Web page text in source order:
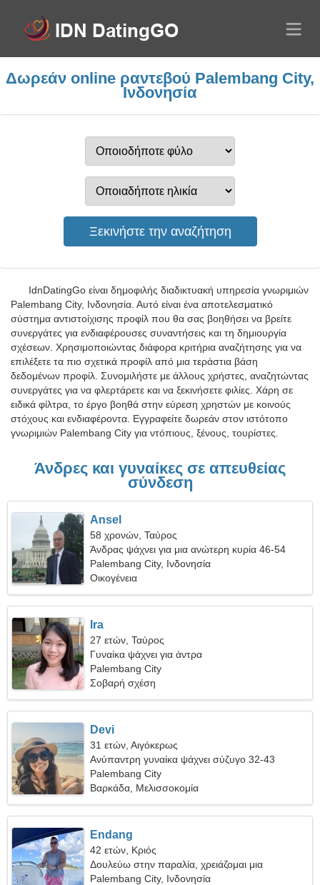
Δωρεάν online ραντεβού Palembang City,
Ινδονησία
IdnDatingGo είναι δημοφιλής διαδικτυακή υπηρεσία γνωριμιών
Palembang City, Ινδονησία. Αυτό είναι ένα αποτελεσματικό
σύστημα αντιστοίχισης προφίλ που θα σας βοηθήσει να βρείτε
συνεργάτες για ενδιαφέρουσες συναντήσεις και τη δημιουργία
σχέσεων. Χρησιμοποιώντας διάφορα κριτήρια αναζήτησης για να
επιλέξετε τα πιο σχετικά προφίλ από μια τεράστια βάση
δεδομένων προφίλ. Συνομιλήστε με άλλους χρήστες, αναζητώντας
συνεργάτες για να φλερτάρετε και να ξεκινήσετε φιλίες. Χάρη σε
ειδικά φίλτρα, το έργο βοηθά στην εύρεση χρηστών με κοινούς
στόχους και ενδιαφέροντα. Εγγραφείτε δωρεάν στον ιστότοπο
γνωριμιών Palembang City για ντόπιους, ξένους, τουρίστες.
Άνδρες και γυναίκες σε απευθείας
σύνδεση
Ansel
58 χρονών, Ταύρος
Άνδρας ψάχνει για μια ανώτερη κυρία 46-54
Palembang City, Ινδονησία
Οικογένεια
Ira
27 ετών, Ταύρος
Γυναίκα ψάχνει για άντρα
Palembang City
Σοβαρή σχέση
Devi
31 ετών, Αιγόκερως
Ανύπαντρη γυναίκα ψάχνει σύζυγο 32-43
Palembang City
Βαρκάδα, Μελισσοκομία
Endang
42 ετών, Κριός
Δουλεύω στην παραλία, χρειάζομαι μια
ονειροπόλα γυναίκα
Palembang City, Ινδονησία